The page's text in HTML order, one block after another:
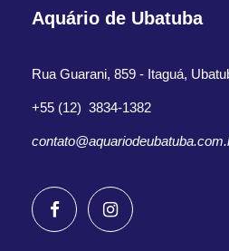
Aquário de Ubatuba
Rua Guarani, 859 - Itaguá,
+55 (12) 3834-1382